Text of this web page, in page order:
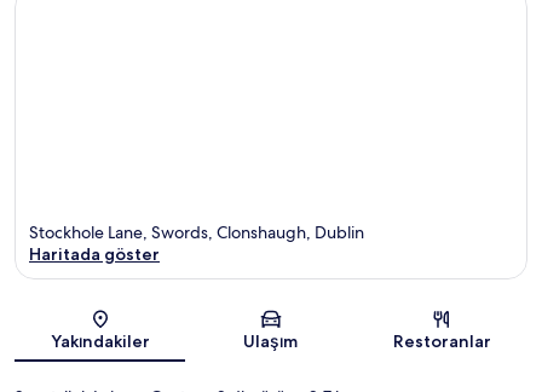
Harita
Stockhole Lane, Swords, Clonshaugh, Dublin
Haritada göster
Yakındakiler Ulaşım Restoranlar